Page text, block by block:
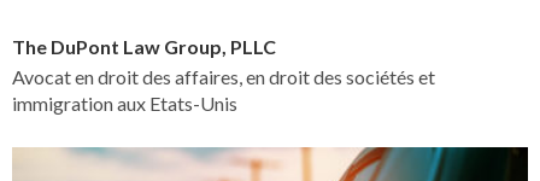
The DuPont Law Group, PLLC
Avocat en droit des affaires, en droit des sociétés et
immigration aux Etats-Unis